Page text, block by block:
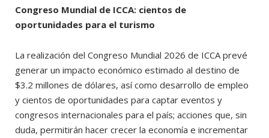
Congreso Mundial de ICCA: cientos de
oportunidades para el turismo
La realización del Congreso Mundial 2026 de ICCA prevé
generar un impacto económico estimado al destino de
$3.2 millones de dólares, así como desarrollo de empleo
y cientos de oportunidades para captar eventos y
congresos internacionales para el país; acciones que, sin
duda, permitirán hacer crecer la economía e incrementar